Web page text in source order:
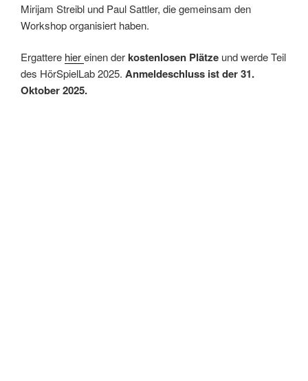
Mirijam Streibl und Paul Sattler, die gemeinsam den
Workshop organisiert haben.
Ergattere hiereinen derkostenlosen Plätze und werde Teil
des HörSpielLab 2025. Anmeldeschluss ist der 31.
Oktober 2025.